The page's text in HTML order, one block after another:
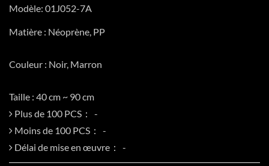
Modèle: 01J052-7A
Matière : Néoprène, PP
Couleur : Noir, Marron
Taille : 40 cm ~ 90 cm
Plus de 100 PCS：
Moins de 100 PCS：
Délai de mise en œuvre：